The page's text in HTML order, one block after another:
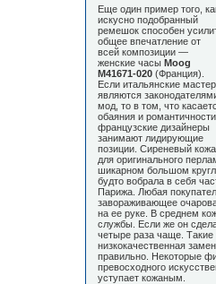
Еще один пример того,
искусно подобранный
ремешок способен
общее впечатление от
всей композиции —
женские часы Moog
M41671-020(Франция).
Если итальянские
являются
мод, то в том, что
обаяния и
французские дизайнеры
занимают лидирующие
позиции. Сиреневый
для оригинального
шикарном большом
будто вобрала в себя
Парижа. Любая
завораживающее
на ее руке. В среднем
службы. Если же он
четыре раза чаще. Такие
низкокачественная
правильно. Некоторые
превосходного
уступает кожаным.